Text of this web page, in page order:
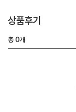
상품후기
총 0개